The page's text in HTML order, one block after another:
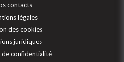
contacts
légales
des cookies
juridiques
de confidentialité